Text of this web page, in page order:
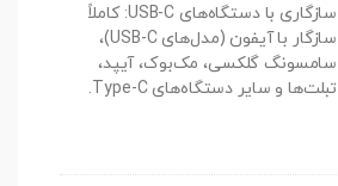
سازگاری با دستگاه‌های USB-C: کاملاً
سازگار با آیفون (مدل‌های USB-C)،
سامسونگ گلکسی، مک‌بوک، آیپد،
تبلت‌ها و سایر دستگاه‌های Type-C.